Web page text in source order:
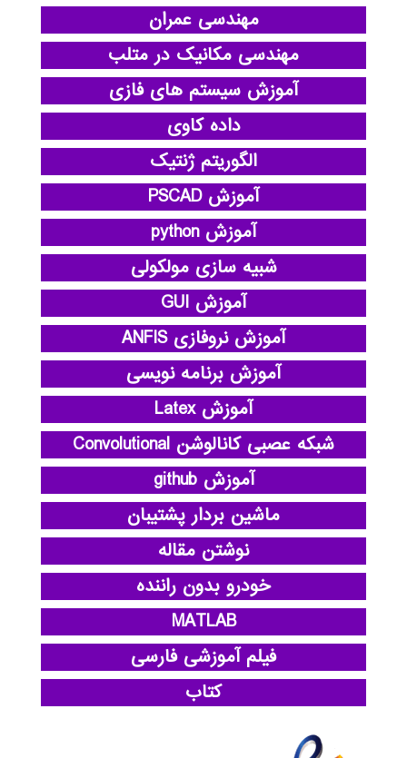
مهندسی عمران
مهندسی مکانیک در متلب
آموزش سیستم های فازی
داده کاوی
الگوریتم ژنتیک
آموزش PSCAD
آموزش python
شبیه سازی مولکولی
آموزش GUI
آموزش نروفازی ANFIS
آموزش برنامه نویسی
آموزش Latex
شبکه عصبی کانالوشن Convolutional
آموزش github
ماشین بردار پشتیبان
نوشتن مقاله
خودرو بدون راننده
MATLAB
فیلم آموزشی فارسی
کتاب